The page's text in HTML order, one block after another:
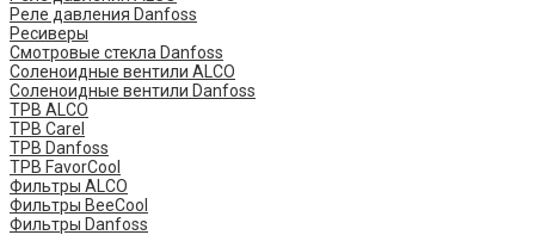
Реле давления Danfoss
Ресиверы
Смотровые стекла Danfoss
Соленоидные вентили ALCO
Соленоидные вентили Danfoss
ТРВ ALCO
ТРВ Carel
ТРВ Danfoss
ТРВ FavorCool
Фильтры ALCO
Фильтры BeeCool
Фильтры Danfoss